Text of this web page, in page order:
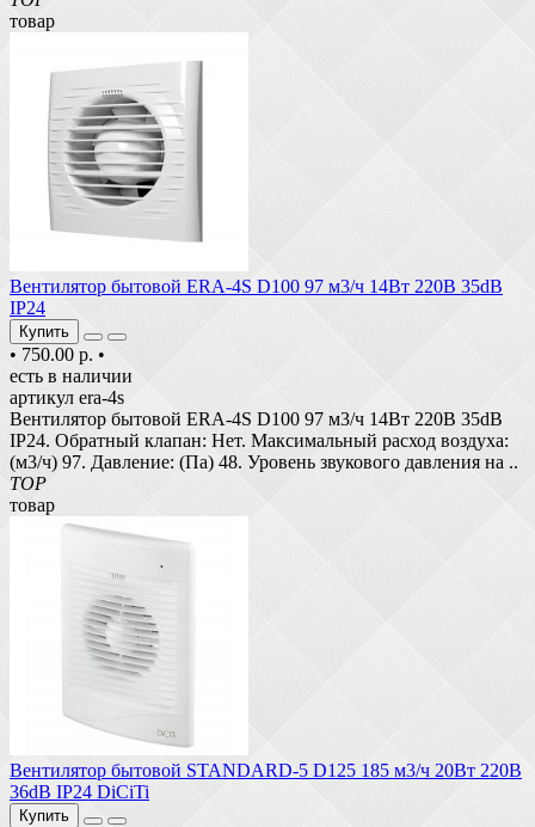
товар
Вентилятор бытовой ERA-4S D100 97 м3/ч 14Вт 220В 35dB
IP24
Купить
• 750.00 р. •
есть в наличии
артикул era-4s
Вентилятор бытовой ERA-4S D100 97 м3/ч 14Вт 220В 35dB
IP24. Обратный клапан: Нет. Максимальный расход воздуха:
(м3/ч) 97. Давление: (Па) 48. Уровень звукового давления на ..
TOP
товар
Вентилятор бытовой STANDARD-5 D125 185 м3/ч 20Вт 220В
36dB IP24 DiCiTi
Купить